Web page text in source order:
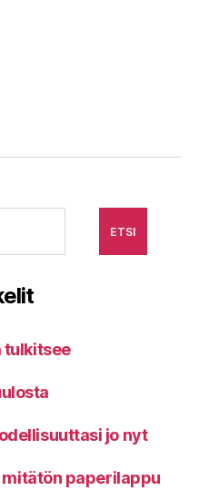
ETSI
tulkitsee
jo nyt
mitätön paperilappu